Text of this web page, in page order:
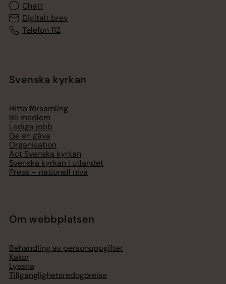
Chatt
Digitalt brev
Telefon 112
Svenska kyrkan
Hitta församling
Bli medlem
Lediga jobb
Ge en gåva
Organisation
Act Svenska kyrkan
Svenska kyrkan i utlandet
Press – nationell nivå
Om webbplatsen
Behandling av personuppgifter
Kakor
Lyssna
Tillgänglighetsredogörelse